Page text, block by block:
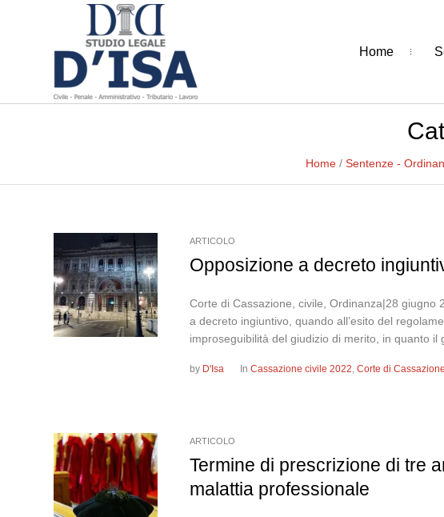
Home
Home / Sentenze -
ARTICOLO
Opposizione a decreto
Corte di Cassazione, civile, Ordinanza|28
a decreto ingiuntivo, quando all’esito del
improseguibilità del giudizio di merito, in quanto il
by D'Isa InCassazione civile 2022,Corte di Cassazione
ARTICOLO
Termine di prescrizione di tre
malattia professionale